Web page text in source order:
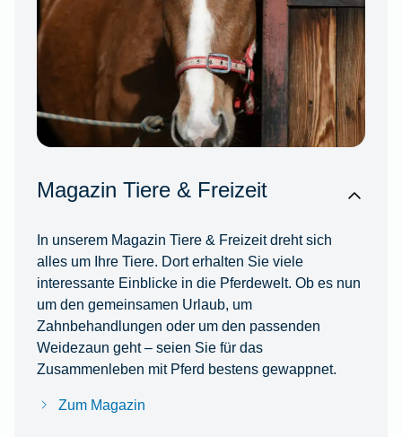
Magazin Tiere & Freizeit
In unserem Magazin Tiere & Freizeit dreht sich
alles um Ihre Tiere. Dort erhalten Sie viele
interessante Einblicke in die Pferdewelt. Ob es nun
um den gemeinsamen Urlaub, um
Zahnbehandlungen oder um den passenden
Weidezaun geht – seien Sie für das
Zusammenleben mit Pferd bestens gewappnet.
Zum Magazin